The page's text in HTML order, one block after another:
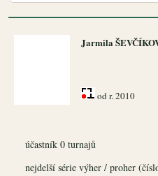
Jarmila
od r. 2010
účastník 0 turnajů
nejdelší série výher / proher